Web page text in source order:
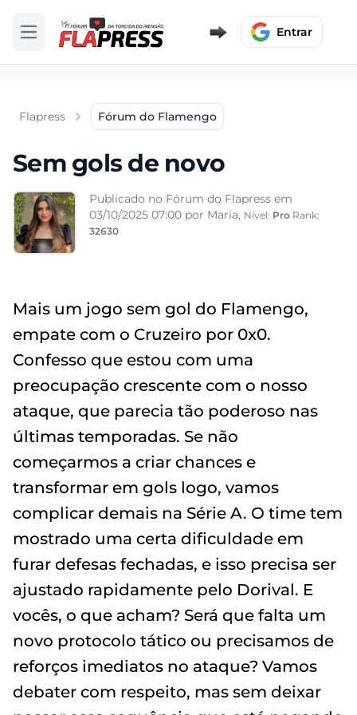
Abrir menu Entrar
Flapress Fórum do Flamengo
Sem gols de novo
Publicado no Fórum do Flapress em
03/10/2025 07:00 por Maria, Nível: Pro Rank:
32630
Mais um jogo sem gol do Flamengo,
empate com o Cruzeiro por 0x0.
Confesso que estou com uma
preocupação crescente com o nosso
ataque, que parecia tão poderoso nas
últimas temporadas. Se não
começarmos a criar chances e
transformar em gols logo, vamos
complicar demais na Série A. O time tem
mostrado uma certa dificuldade em
furar defesas fechadas, e isso precisa ser
ajustado rapidamente pelo Dorival. E
vocês, o que acham? Será que falta um
novo protocolo tático ou precisamos de
reforços imediatos no ataque? Vamos
debater com respeito, mas sem deixar